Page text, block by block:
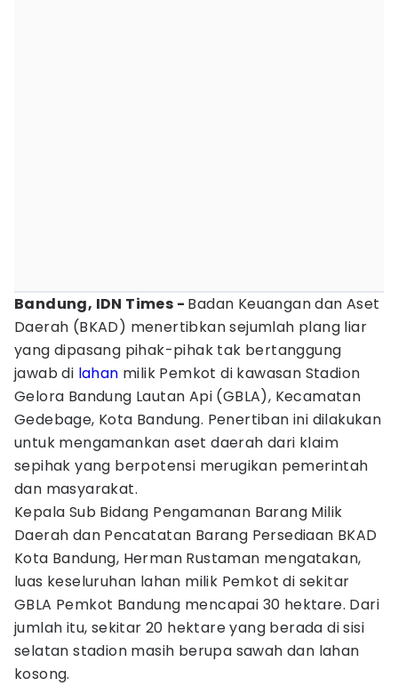
Bandung, IDN Times - Badan Keuangan dan Aset
Daerah (BKAD) menertibkan sejumlah plang liar
yang dipasang pihak-pihak tak bertanggung
jawab di lahan milik Pemkot di kawasan Stadion
Gelora Bandung Lautan Api (GBLA), Kecamatan
Gedebage, Kota Bandung. Penertiban ini dilakukan
untuk mengamankan aset daerah dari klaim
sepihak yang berpotensi merugikan pemerintah
dan masyarakat.
Kepala Sub Bidang Pengamanan Barang Milik
Daerah dan Pencatatan Barang Persediaan BKAD
Kota Bandung, Herman Rustaman mengatakan,
luas keseluruhan lahan milik Pemkot di sekitar
GBLA Pemkot Bandung mencapai 30 hektare. Dari
jumlah itu, sekitar 20 hektare yang berada di sisi
selatan stadion masih berupa sawah dan lahan
kosong.